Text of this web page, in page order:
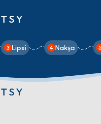
3 Lipsi 4 Nakşa